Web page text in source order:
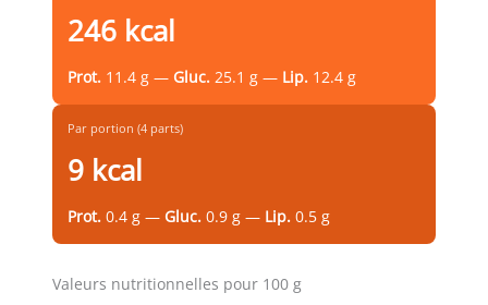
246 kcal
Prot. 11.4 g — Gluc. 25.1 g — Lip. 12.4 g
Par portion (4 parts)
9 kcal
Prot. 0.4 g — Gluc. 0.9 g — Lip. 0.5 g
Valeurs nutritionnelles pour 100 g